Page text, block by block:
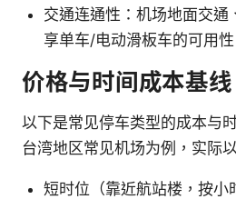
交通连通性：机场地面交通
享单车/电动滑板车的可用性
价格与时间成本基线
以下是常见停车类型的成本与
台湾地区常见机场为例，实际
短时位（靠近航站楼，按小